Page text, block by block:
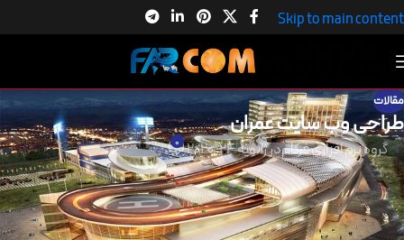
Skip to main content
مقالات
طراحی وب سایت عمران
گروه نرم افزاری فرکامدر ژانویه 24, 2020 0
ازآنجایی که پروژه های عمرانی نقش بسیار زیادی در بهبود متغیرهای کلان
اقتصادی دارند ، لذا اهمیت به پیشرفت این پروژه های یعنی اهمیت به
پیشرفت و توسعه اقتصاد کشور.